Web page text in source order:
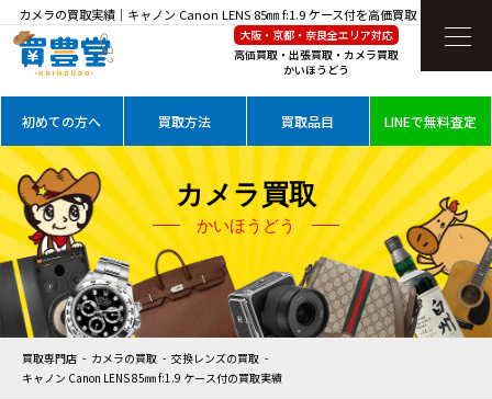
カメラの買取実績｜キャノン Canon LENS 85㎜ f:1.9 ケース付を高価買取
大阪・京都・奈良全エリア対応
高価買取・出張買取・カメラ買取
かいほうどう
初めての方へ 買取方法 買取品目 LINEで無料査定
カメラ買取
かいほうどう
買取専門店 カメラの買取
交換レンズの買取
キャノン Canon LENS 85㎜ f:1.9 ケース付の買取実績